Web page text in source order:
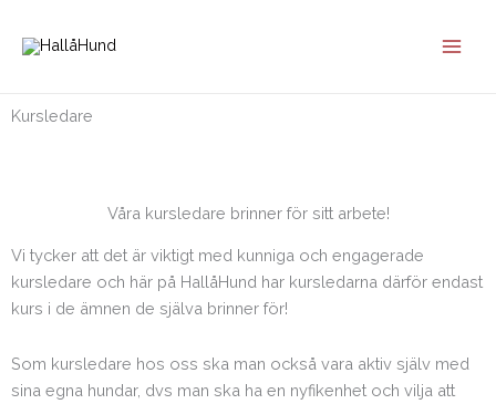
Kursledare
Våra kursledare brinner för sitt arbete!
Vi tycker att det är viktigt med kunniga och engagerade
kursledare och här på HallåHund har kursledarna därför endast
kurs i de ämnen de själva brinner för!
Som kursledare hos oss ska man också vara aktiv själv med
sina egna hundar, dvs man ska ha en nyfikenhet och vilja att